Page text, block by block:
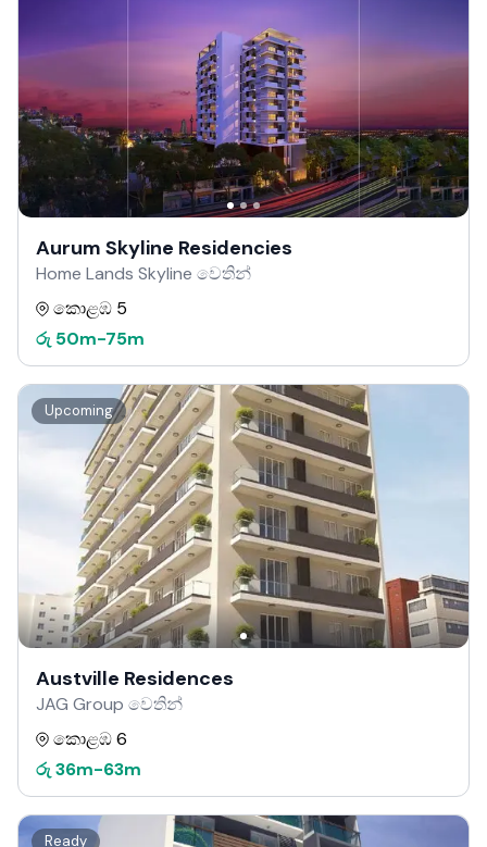
Aurum Skyline Residencies
Home Lands Skyline වෙතින්
කොළඹ 5
රු 50m-75m
Upcoming
Austville Residences
JAG Group වෙතින්
කොළඹ 6
රු 36m-63m
Ready